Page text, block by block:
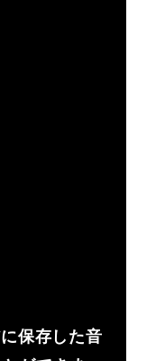
保存した音